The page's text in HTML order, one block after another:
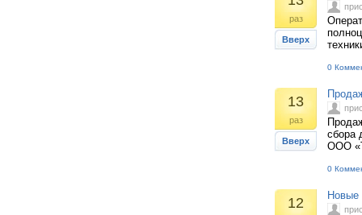
раз
Вверх
0
13
раз
Вверх
сбора
ООО
0
12 Новые